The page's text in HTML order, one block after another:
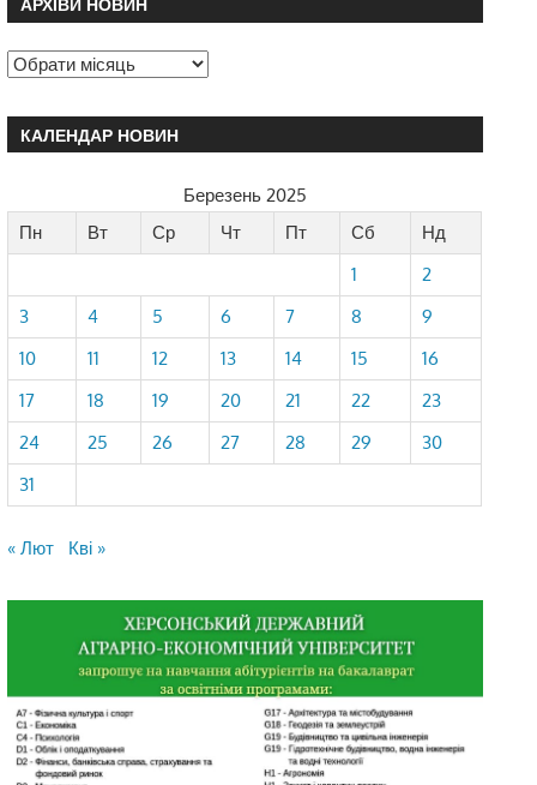
АРХІВИ НОВИН
КАЛЕНДАР НОВИН
Березень 2025
Пн
Вт Ср Чт Пт Сб
Нд
1
2
3
4 5 6 7 8
9
10
11 12 13 14 15
16
17
18 19 20 21 22
23
24
25 26 27 28 29
30
31
« Лют Кві »